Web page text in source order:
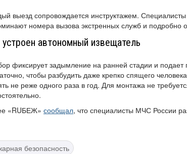
выезд сопровождается инструктажем.
номера вызова экстренных служб и подробно
автономный извещатель
фиксирует задымление на ранней стадии и подает
чтобы разбудить даже крепко спящего
не реже одного раза в год. Для монтажа не
«RUБЕЖ» сообщал, что специалисты МЧС России
безопасность